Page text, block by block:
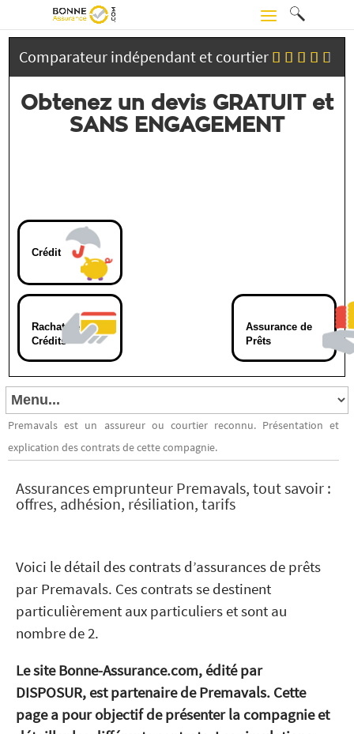
Comparateur indépendant et courtier
Obtenez un devis GRATUIT et
SANS ENGAGEMENT
Crédit
Assurance de
Prêts
Rachat de
Crédits
Premavals est un assureur ou courtier reconnu. Présentation et
explication des contrats de cette compagnie.
Assurances emprunteur Premavals, tout savoir :
offres, adhésion, résiliation, tarifs
Voici le détail des contrats d’assurances de prêts
par Premavals. Ces contrats se destinent
particulièrement aux particuliers et sont au
nombre de 2.
Le site Bonne-Assurance.com, édité par
DISPOSUR, est partenaire de Premavals. Cette
page a pour objectif de présenter la compagnie et